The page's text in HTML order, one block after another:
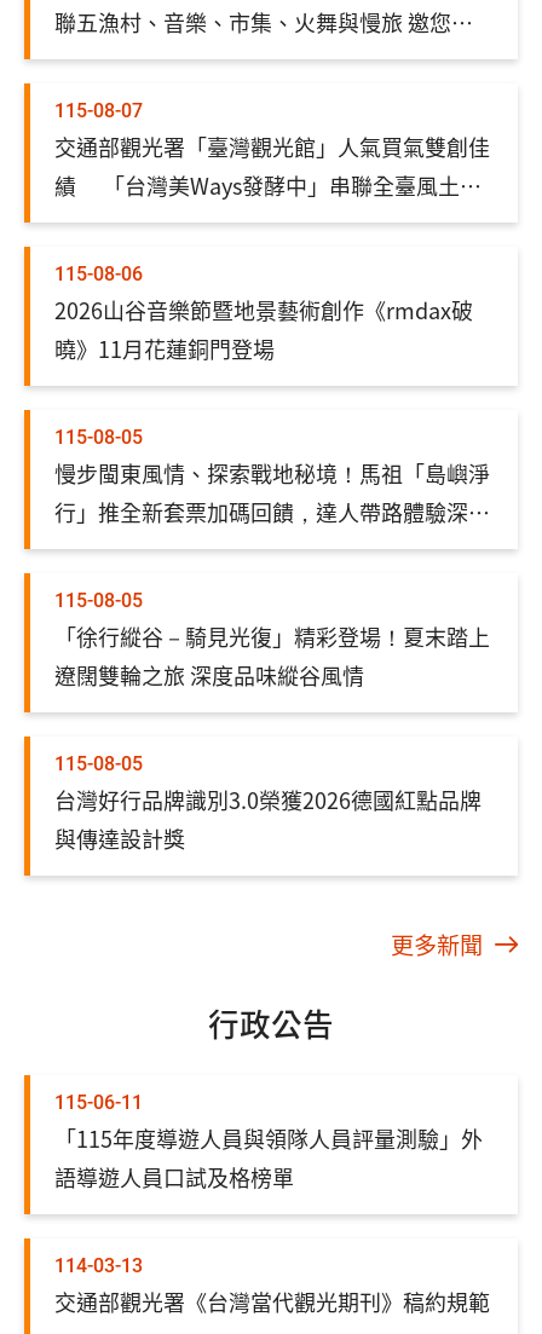
聯五漁村、音樂、市集、火舞與慢旅 邀您共
度東北角最浪漫夏夜
115-08-07
交通部觀光署「臺灣觀光館」人氣買氣雙創佳
績 「台灣美Ways發酵中」串聯全臺風土美
食 讓一道料理成為一趟旅行的開始
115-08-06
2026山谷音樂節暨地景藝術創作《rmdax破
曉》11月花蓮銅門登場
115-08-05
慢步閩東風情、探索戰地秘境！馬祖「島嶼淨
行」推全新套票加碼回饋，達人帶路體驗深度
慢旅
115-08-05
「徐行縱谷－騎見光復」精彩登場！夏末踏上
遼闊雙輪之旅 深度品味縱谷風情
115-08-05
台灣好行品牌識別3.0榮獲2026德國紅點品牌
與傳達設計獎
更多新聞
行政公告
115-06-11
「115年度導遊人員與領隊人員評量測驗」外
語導遊人員口試及格榜單
114-03-13
交通部觀光署《台灣當代觀光期刊》稿約規範